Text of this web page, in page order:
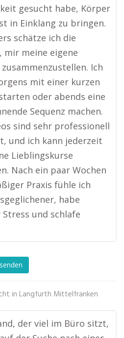
gesucht habe, Körper
in Einklang zu bringen.
schätze ich die
mir meine eigene
Ich
mit einer kurzen
oder abends eine
Sequenz machen.
sind sehr professionell
und ich kann jederzeit
Lieblingskurse
Nach ein paar Wochen
Praxis fühle ich
habe
und schlafe
in Langfurth Mittelfranken
der viel im Büro sitzt,